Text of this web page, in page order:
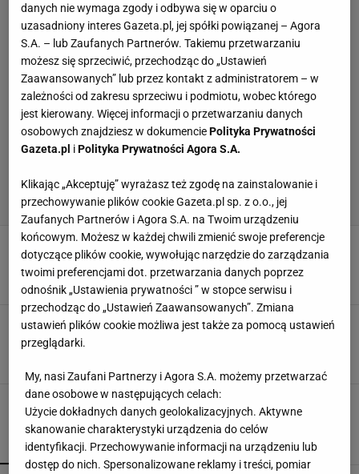
Zgrabne, lekkie i eleganckie klapki na wąską
stopę - te ze skórą z HM znalazłam za 19,99 zł
Katarzyna Olejarczyk, 2 LIPCA 2026, 13:16
Nie klapki czy sandały - mule to prawdziwy hit
POPULARNE NAJNOWSZE
danych nie wymaga zgody i odbywa się w oparciu o
uzasadniony interes Gazeta.pl, jej spółki powiązanej – Agora
S.A. – lub Zaufanych Partnerów. Takiemu przetwarzaniu
możesz się sprzeciwić, przechodząc do „Ustawień
Zaawansowanych” lub przez kontakt z administratorem – w
zależności od zakresu sprzeciwu i podmiotu, wobec którego
jest kierowany. Więcej informacji o przetwarzaniu danych
osobowych znajdziesz w dokumenciePolityka Prywatności
Gazeta.pl iPolityka Prywatności Agora S.A.
Klikając „Akceptuję” wyrażasz też zgodę na zainstalowanie i
przechowywanie plików cookie Gazeta.pl sp. z o.o., jej
Zaufanych Partnerów i Agora S.A. na Twoim urządzeniu
końcowym. Możesz w każdej chwili zmienić swoje preferencje
dotyczące plików cookie, wywołując narzędzie do zarządzania
twoimi preferencjami dot. przetwarzania danych poprzez
odnośnik „Ustawienia prywatności ” w stopce serwisu i
przechodząc do „Ustawień Zaawansowanych”. Zmiana
ustawień plików cookie możliwa jest także za pomocą ustawień
przeglądarki.
My, nasi Zaufani Partnerzy i Agora S.A. możemy przetwarzać
dane osobowe w następujących celach:
Użycie dokładnych danych geolokalizacyjnych. Aktywne
skanowanie charakterystyki urządzenia do celów
identyfikacji. Przechowywanie informacji na urządzeniu lub
dostęp do nich. Spersonalizowane reklamy i treści, pomiar